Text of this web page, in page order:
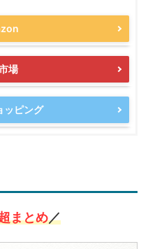
場
ッピング
まとめ／